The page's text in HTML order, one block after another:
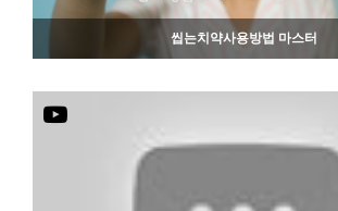
씹는치약사용방법 마스터